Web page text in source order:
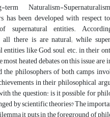
Naturalism-
has been developed with respect
supernatural entities.
all there is are natural; while
entities like God, soul, etc. in their
most heated debates on this issue
the philosophers of both camps
in their philosophical
the question: is it possible for
by scientific theories? The